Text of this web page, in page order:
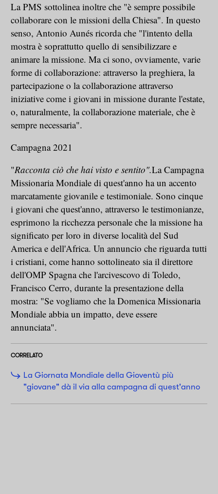
La PMS sottolinea inoltre che "è sempre possibile
collaborare con le missioni della Chiesa". In questo
senso, Antonio Aunés ricorda che "l'intento della
mostra è soprattutto quello di sensibilizzare e
animare la missione. Ma ci sono, ovviamente, varie
forme di collaborazione: attraverso la preghiera, la
partecipazione o la collaborazione attraverso
iniziative come i giovani in missione durante l'estate,
o, naturalmente, la collaborazione materiale, che è
sempre necessaria".
Campagna 2021
"Racconta ciò che hai visto e sentito".La Campagna
Missionaria Mondiale di quest'anno ha un accento
marcatamente giovanile e testimoniale. Sono cinque
i giovani che quest'anno, attraverso le testimonianze,
esprimono la ricchezza personale che la missione ha
significato per loro in diverse località del Sud
America e dell'Africa. Un annuncio che riguarda tutti
i cristiani, come hanno sottolineato sia il direttore
dell'OMP Spagna che l'arcivescovo di Toledo,
Francisco Cerro, durante la presentazione della
mostra: "Se vogliamo che la Domenica Missionaria
Mondiale abbia un impatto, deve essere
annunciata".
CORRELATO
La Giornata Mondiale della Gioventù più
"giovane" dà il via alla campagna di quest'anno